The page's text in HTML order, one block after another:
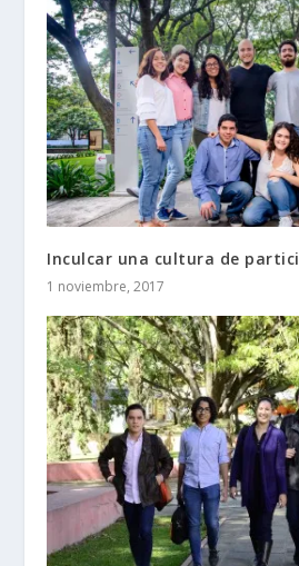
Inculcar una cultura de
1 noviembre, 2017